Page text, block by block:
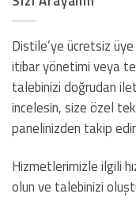
Distile’ye ücretsiz
itibar yönetimi veya
talebinizi doğrudan
incelesin, size özel
panelinizden takip
Hizmetlerimizle ilgili
olun ve talebinizi